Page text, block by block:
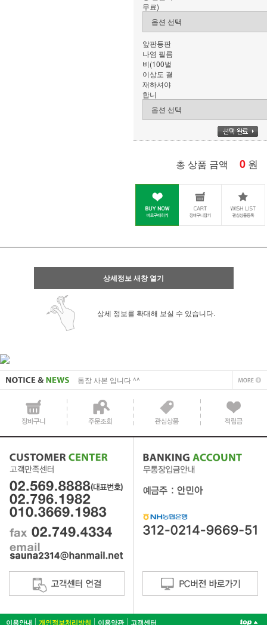
무료)
앞판등판
나염 필름
비(100벌
이상도 결
재하셔야
합니
총 상품 금액 0 원
상세정보 새창 열기
상세 정보를 확대해 보실 수 있습니다.
통장 사본 입니다 ^^
이용안내 개인정보처리방침 이용약관 고객센터